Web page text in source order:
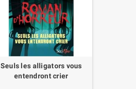
Seuls les alligators vous
entendront crier